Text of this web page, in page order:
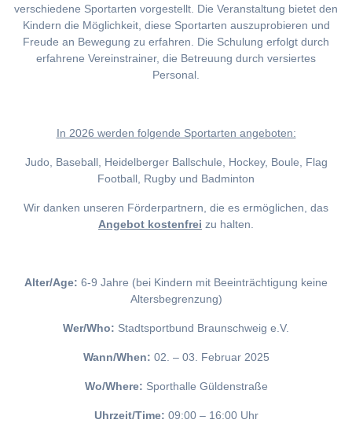
verschiedene Sportarten vorgestellt. Die Veranstaltung bietet den
Kindern die Möglichkeit, diese Sportarten auszuprobieren und
Freude an Bewegung zu erfahren. Die Schulung erfolgt durch
erfahrene Vereinstrainer, die Betreuung durch versiertes
Personal.
In 2026 werden folgende Sportarten angeboten:
Judo, Baseball, Heidelberger Ballschule, Hockey, Boule, Flag
Football, Rugby und Badminton
Wir danken unseren Förderpartnern, die es ermöglichen, das
Angebot kostenfrei zu halten.
Alter/Age: 6-9 Jahre (bei Kindern mit Beeinträchtigung keine
Altersbegrenzung)
Wer/Who: Stadtsportbund Braunschweig e.V.
Wann/When: 02. – 03. Februar 2025
Wo/Where: Sporthalle Güldenstraße
Uhrzeit/Time: 09:00 – 16:00 Uhr